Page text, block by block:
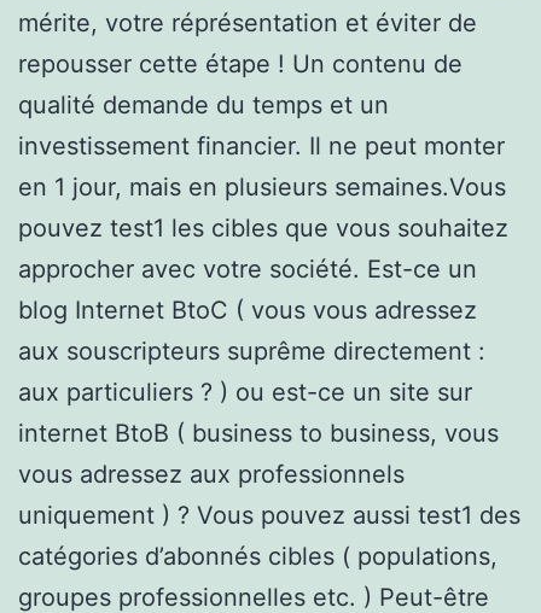
mérite, votre réprésentation et éviter de
repousser cette étape ! Un contenu de
qualité demande du temps et un
investissement financier. Il ne peut monter
en 1 jour, mais en plusieurs semaines.Vous
pouvez test1 les cibles que vous souhaitez
approcher avec votre société. Est-ce un
blog Internet BtoC ( vous vous adressez
aux souscripteurs suprême directement :
aux particuliers ? ) ou est-ce un site sur
internet BtoB ( business to business, vous
vous adressez aux professionnels
uniquement ) ? Vous pouvez aussi test1 des
catégories d’abonnés cibles ( populations,
groupes professionnelles etc. ) Peut-être